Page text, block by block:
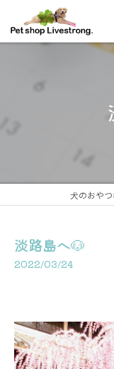
犬のおやつ
淡路島へ🐶
2022/03/24